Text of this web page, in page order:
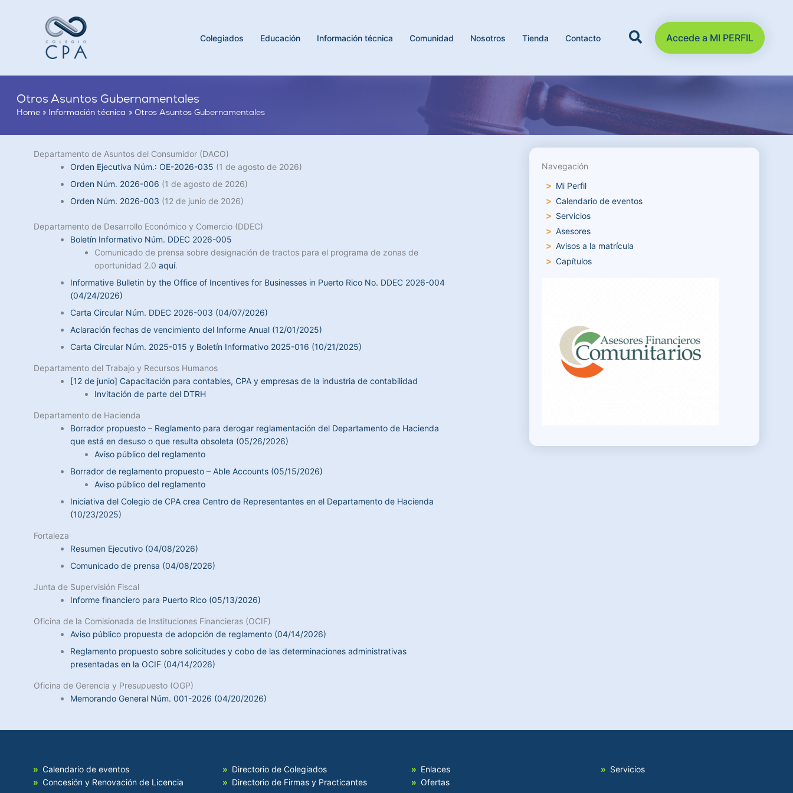
Colegiados Educación Información técnica Comunidad Nosotros Tienda Contacto Accede a MI PERFIL
Otros Asuntos Gubernamentales
Home Información técnica Otros Asuntos Gubernamentales
Departamento de Asuntos del Consumidor (DACO)
Orden Ejecutiva Núm.: OE-2026-035 (1 de agosto de 2026)
Orden Núm. 2026-006 (1 de agosto de 2026)
Orden Núm. 2026-003 (12 de junio de 2026)
Departamento de Desarrollo Económico y Comercio (DDEC)
Boletín Informativo Núm. DDEC 2026-005
Comunicado de prensa sobre designación de tractos para el programa de zonas de
oportunidad 2.0 aquí.
Informative Bulletin by the Office of Incentives for Businesses in Puerto Rico No. DDEC 2026-004
(04/24/2026)
Carta Circular Núm. DDEC 2026-003 (04/07/2026)
Aclaración fechas de vencimiento del Informe Anual (12/01/2025)
Carta Circular Núm. 2025-015 y Boletín Informativo 2025-016 (10/21/2025)
Departamento del Trabajo y Recursos Humanos
[12 de junio] Capacitación para contables, CPA y empresas de la industria de contabilidad
Invitación de parte del DTRH
Departamento de Hacienda
Borrador propuesto – Reglamento para derogar reglamentación del Departamento de Hacienda
que está en desuso o que resulta obsoleta (05/26/2026)
Aviso público del reglamento
Borrador de reglamento propuesto – Able Accounts (05/15/2026)
Aviso público del reglamento
Iniciativa del Colegio de CPA crea Centro de Representantes en el Departamento de Hacienda
(10/23/2025)
Fortaleza
Resumen Ejecutivo (04/08/2026)
Comunicado de prensa (04/08/2026)
Junta de Supervisión Fiscal
Informe financiero para Puerto Rico (05/13/2026)
Oficina de la Comisionada de Instituciones Financieras (OCIF)
Aviso público propuesta de adopción de reglamento (04/14/2026)
Reglamento propuesto sobre solicitudes y cobo de las determinaciones administrativas
presentadas en la OCIF (04/14/2026)
Oficina de Gerencia y Presupuesto (OGP)
Memorando General Núm. 001-2026 (04/20/2026)
Navegación
Mi Perfil
Calendario de eventos
Servicios
Asesores
Avisos a la matrícula
Capítulos
Calendario de eventos
Concesión y Renovación de Licencia
Directorio de Colegiados
Directorio de Firmas y Practicantes
Enlaces
Ofertas
Servicios